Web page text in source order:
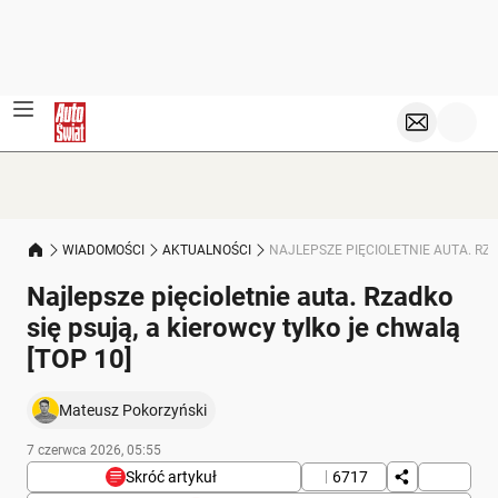
WIADOMOŚCI AKTUALNOŚCI NAJLEPSZE PIĘCIOLETNIE AUTA.
Najlepsze pięcioletnie auta. Rzadko
się psują, a kierowcy tylko je chwalą
[TOP 10]
Mateusz Pokorzyński
7 czerwca 2026, 05:55
Skróć artykuł
6717